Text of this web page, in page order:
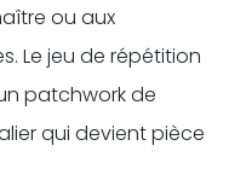
ou aux
Le jeu de répétition
patchwork de
qui devient pièce